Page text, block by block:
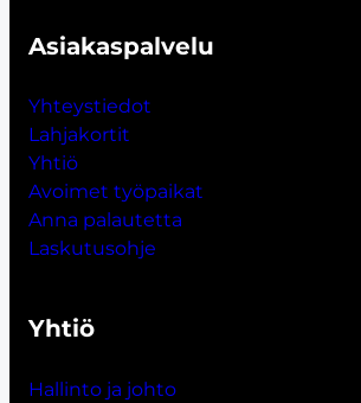
Asiakaspalvelu
Yhteystiedot
Lahjakortit
Yhtiö
Avoimet työpaikat
Anna palautetta
Laskutusohje
Yhtiö
Hallinto ja johto